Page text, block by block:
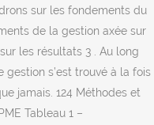
sur les fondements du
de la gestion axée sur
les résultats 3 . Au long
s’est trouvé à la fois
jamais. 124 Méthodes et
Tableau 1 –